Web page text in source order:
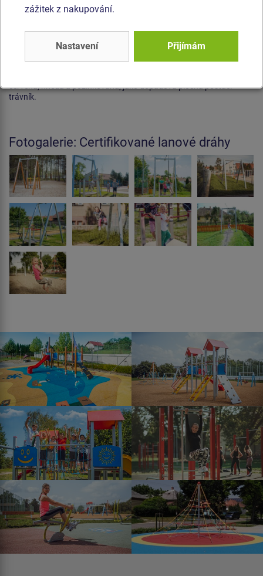
červená, hnědá a pozinkovaná, jako dopadová plocha postačí
trávník.
Fotogalerie: Certifikované lanové dráhy
zážitek z nakupování.
Nastavení Přijímám